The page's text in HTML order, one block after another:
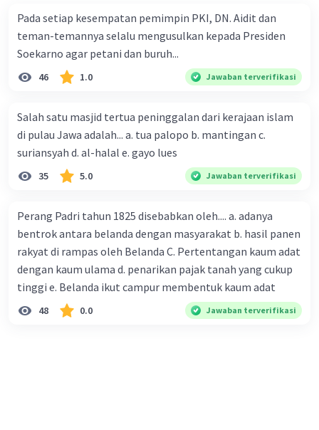
Pada setiap kesempatan pemimpin PKI, DN. Aidit dan
teman-temannya selalu mengusulkan kepada Presiden
Soekarno agar petani dan buruh...
46 1.0 Jawaban terverifikasi
Salah satu masjid tertua peninggalan dari kerajaan islam
di pulau Jawa adalah... a. tua palopo b. mantingan c.
suriansyah d. al-halal e. gayo lues
35 5.0 Jawaban terverifikasi
Perang Padri tahun 1825 disebabkan oleh.... a. adanya
bentrok antara belanda dengan masyarakat b. hasil panen
rakyat di rampas oleh Belanda C. Pertentangan kaum adat
dengan kaum ulama d. penarikan pajak tanah yang cukup
tinggi e. Belanda ikut campur membentuk kaum adat
48 0.0 Jawaban terverifikasi